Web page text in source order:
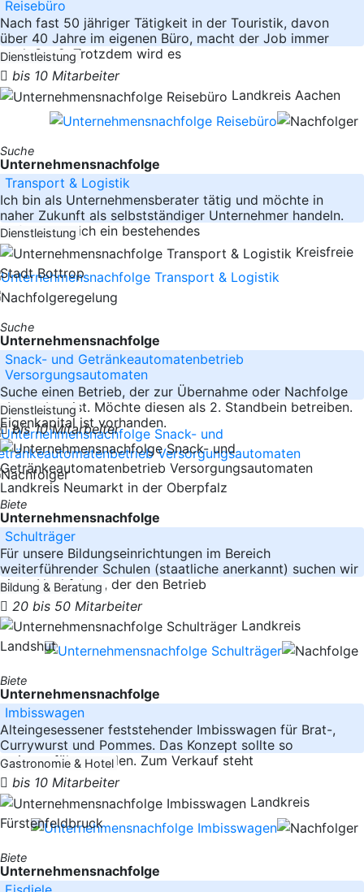
Reisebüro
Nach fast 50 jähriger Tätigkeit in der Touristik, davon
über 40 Jahre im eigenen Büro, macht der Job immer
noch Spaß. Trotzdem wird es
Dienstleistung
bis 10 Mitarbeiter
Landkreis Aachen
Suche
Unternehmensnachfolge
Transport & Logistik
Ich bin als Unternehmensberater tätig und möchte in
naher Zukunft als selbstständiger Unternehmer handeln.
Dafür suche ich ein bestehendes
Dienstleistung
Kreisfreie
Stadt Bottrop
Suche
Unternehmensnachfolge
Snack- und Getränkeautomatenbetrieb
Versorgungsautomaten
Suche einen Betrieb, der zur Übernahme oder Nachfolge
abzugeben ist. Möchte diesen als 2. Standbein betreiben.
Eigenkapital ist vorhanden.
Dienstleistung
bis 10 Mitarbeiter
Landkreis Neumarkt in der Oberpfalz
Biete
Unternehmensnachfolge
Schulträger
Für unsere Bildungseinrichtungen im Bereich
weiterführender Schulen (staatliche anerkannt) suchen wir
einen Nachfolger, der den Betrieb
Bildung & Beratung
20 bis 50 Mitarbeiter
Landkreis
Landshut
Biete
Unternehmensnachfolge
Imbisswagen
Alteingesessener feststehender Imbisswagen für Brat-,
Currywurst und Pommes. Das Konzept sollte so
weitergeführt werden. Zum Verkauf steht
Gastronomie & Hotel
bis 10 Mitarbeiter
Landkreis
Fürstenfeldbruck
Biete
Unternehmensnachfolge